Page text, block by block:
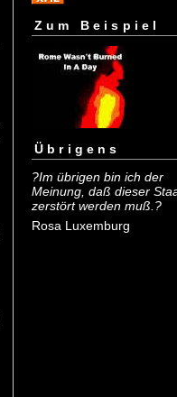
Zum Beispiel
Übrigens
?Im übrigen bin ich der
Meinung, daß dieser
zerstört werden muß.?
Rosa Luxemburg